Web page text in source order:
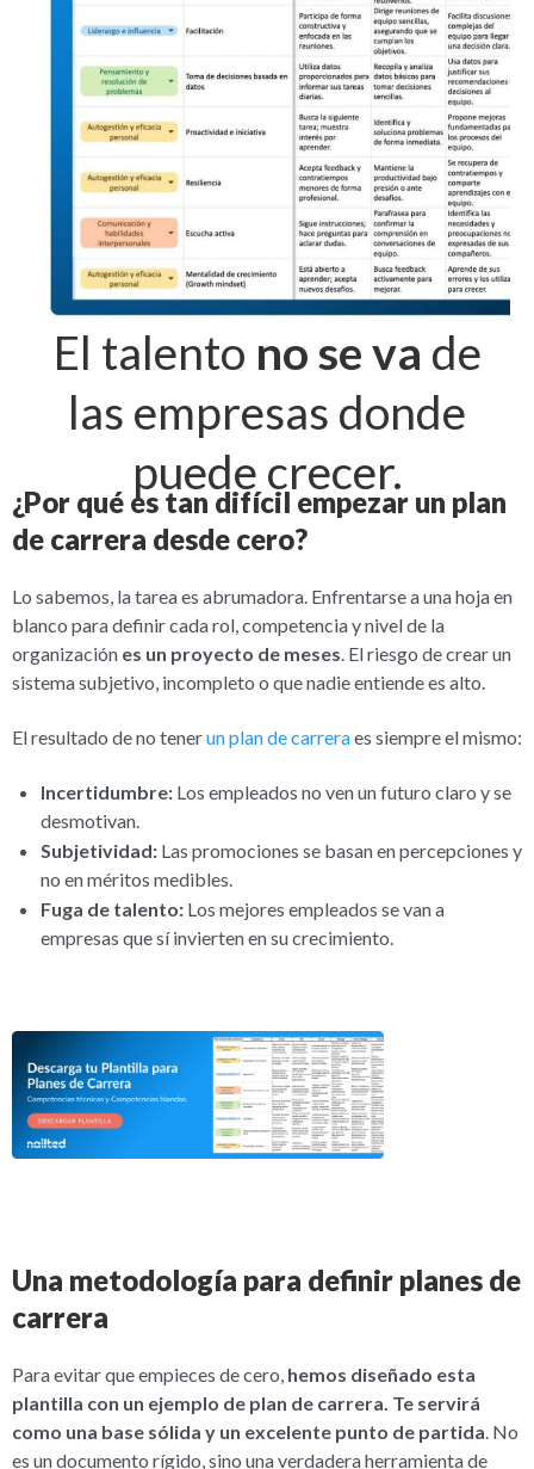
El talento no se va de
las empresas donde
puede crecer.
¿Por qué es tan difícil empezar un plan
de carrera desde cero?
Lo sabemos, la tarea es abrumadora. Enfrentarse a una hoja en
blanco para definir cada rol, competencia y nivel de la
organización es un proyecto de meses. El riesgo de crear un
sistema subjetivo, incompleto o que nadie entiende es alto.
El resultado de no tenerun plan de carreraes siempre el mismo:
Incertidumbre: Los empleados no ven un futuro claro y se
desmotivan.
Subjetividad: Las promociones se basan en percepciones y
no en méritos medibles.
Fuga de talento: Los mejores empleados se van a
empresas que sí invierten en su crecimiento.
Una metodología para definir planes de
carrera
Para evitar que empieces de cero, hemos diseñado esta
plantilla con un ejemplo de plan de carrera. Te servirá
como una base sólida y un excelente punto de partida. No
es un documento rígido, sino una verdadera herramienta de